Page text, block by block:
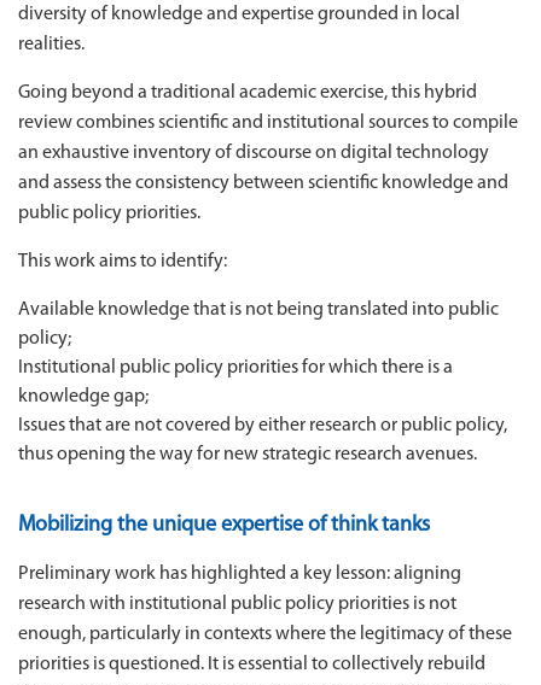
diversity of knowledge and expertise grounded in local
realities.
Going beyond a traditional academic exercise, this hybrid
review combines scientific and institutional sources to compile
an exhaustive inventory of discourse on digital technology
and assess the consistency between scientific knowledge and
public policy priorities.
This work aims to identify:
Available knowledge that is not being translated into public
policy;
Institutional public policy priorities for which there is a
knowledge gap;
Issues that are not covered by either research or public policy,
thus opening the way for new strategic research avenues.
Mobilizing the unique expertise of think tanks
Preliminary work has highlighted a key lesson: aligning
research with institutional public policy priorities is not
enough, particularly in contexts where the legitimacy of these
priorities is questioned. It is essential to collectively rebuild